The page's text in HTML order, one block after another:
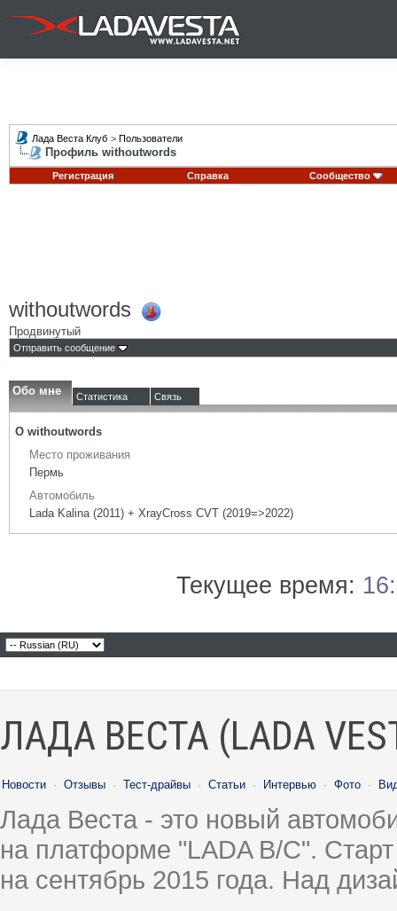
Лада Веста Клуб > Пользователи
Профиль withoutwords
Регистрация Справка Сообщество
withoutwords
Продвинутый
Отправить сообщение
Обо мне Статистика Связь
О withoutwords
Место проживания
Пермь
Автомобиль
Lada Kalina (2011) + XrayCross CVT (2019=>2022)
Текущее время:
ЛАДА ВЕСТА (LADA
Новости · Отзывы · Тест-драйвы · Статьи · Интервью · Фото ·
Лада Веста - это новый
на платформе "LADA B/C".
на сентябрь 2015 года. Над